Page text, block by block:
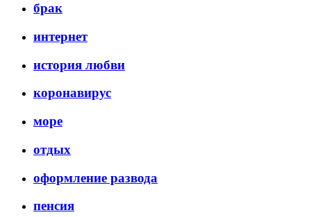
брак
интернет
история любви
коронавирус
море
отдых
оформление развода
пенсия